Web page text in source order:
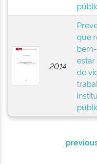
2014
que
de